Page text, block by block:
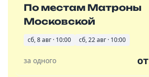
По местам Матроны
Московской
сб, 8 авг · 10:00 сб, 22 авг · 10:00
за одного от